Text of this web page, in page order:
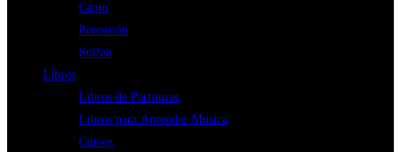
Canto
Percusión
Solfeo
Libros
Libros de Partituras
Libros para Aprender Música
Cursos